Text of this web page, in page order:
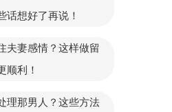
话想好了再说！
夫妻感情？这样做留
顺利！
理那男人？这些方法